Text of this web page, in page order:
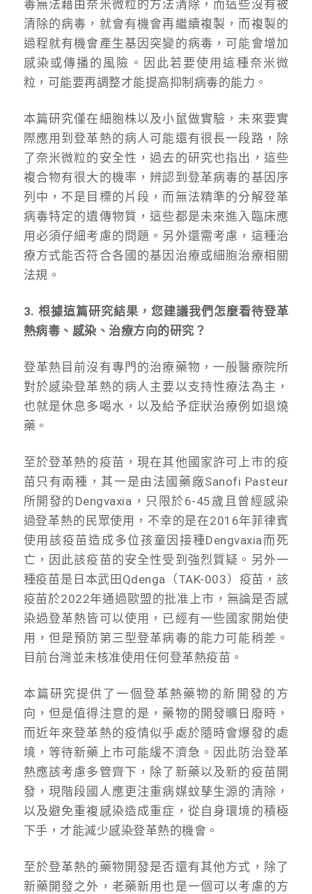
毒無法藉由奈米微粒的方法清除，而這些沒有被
清除的病毒，就會有機會再繼續複製，而複製的
過程就有機會產生基因突變的病毒，可能會增加
感染或傳播的風險。因此若要使用這種奈米微
粒，可能要再調整才能提高抑制病毒的能力。
本篇研究僅在細胞株以及小鼠做實驗，未來要實
際應用到登革熱的病人可能還有很長一段路，除
了奈米微粒的安全性，過去的研究也指出，這些
複合物有很大的機率，辨認到登革病毒的基因序
列中，不是目標的片段，而無法精準的分解登革
病毒特定的遺傳物質，這些都是未來進入臨床應
用必須仔細考慮的問題。另外還需考慮，這種治
療方式能否符合各國的基因治療或細胞治療相關
法規。
3. 根據這篇研究結果，您建議我們怎麼看待登革
熱病毒、感染、治療方向的研究？
登革熱目前沒有專門的治療藥物，一般醫療院所
對於感染登革熱的病人主要以支持性療法為主，
也就是休息多喝水，以及給予症狀治療例如退燒
藥。
至於登革熱的疫苗，現在其他國家許可上市的疫
苗只有兩種，其一是由法國藥廠Sanofi Pasteur
所開發的Dengvaxia，只限於6-45歲且曾經感染
過登革熱的民眾使用，不幸的是在2016年菲律賓
使用該疫苗造成多位孩童因接種Dengvaxia而死
亡，因此該疫苗的安全性受到強烈質疑。另外一
種疫苗是日本武田Qdenga（TAK-003）疫苗，該
疫苗於2022年通過歐盟的批准上市，無論是否感
染過登革熱皆可以使用，已經有一些國家開始使
用，但是預防第三型登革病毒的能力可能稍差。
目前台灣並未核准使用任何登革熱疫苗。
本篇研究提供了一個登革熱藥物的新開發的方
向，但是值得注意的是，藥物的開發曠日廢時，
而近年來登革熱的疫情似乎處於隨時會爆發的處
境，等待新藥上市可能緩不濟急。因此防治登革
熱應該考慮多管齊下，除了新藥以及新的疫苗開
發，現階段國人應更注重病媒蚊孳生源的清除，
以及避免重複感染造成重症，從自身環境的積極
下手，才能減少感染登革熱的機會。
至於登革熱的藥物開發是否還有其他方式，除了
新藥開發之外，老藥新用也是一個可以考慮的方